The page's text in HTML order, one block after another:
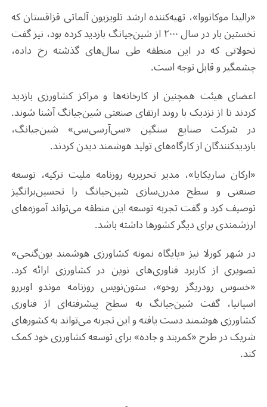
«رالیدا موکانووا»، تهیه‌کننده ارشد تلویزیون آلماتی قزاقستان که
نخستین بار در سال
۲۰۰۰ از شین‌جیانگ بازدید کرده بود، نیز گفت
تحولاتی که در این منطقه طی سال‌های گذشته رخ داده،
چشمگیر و قابل توجه است.
اعضای هیئت همچنین از کارخانه‌ها و مراکز کشاورزی بازدید
کردند تا از نزدیک با روند ارتقای صنعتی شین‌جیانگ آشنا شوند.
در شرکت صنایع سنگین «سی‌آرسی‌سی» شین‌جیانگ،
بازدیدکنندگان از کارگاه‌های تولید هوشمند دیدن کردند.
«ارکان ساریکایا»، مدیر تحریریه روزنامه ملیت ترکیه، توسعه
صنعتی و سطح مدرن‌سازی شین‌جیانگ را تحسین‌برانگیز
توصیف کرد و گفت تجربه توسعه این منطقه می‌تواند آموزه‌های
ارزشمندی برای دیگر کشورها داشته باشد.
در شهر کورلا نیز «پایگاه نمونه کشاورزی هوشمند یون‌گنجی»
تصویری از کاربرد فناوری‌های نوین در کشاورزی ارائه کرد.
«خسوس رودریگز روخو»، ستون‌نویس روزنامه موندو اوبررو
اسپانیا، گفت شین‌جیانگ به سطح پیشرفته‌ای از فناوری
کشاورزی هوشمند دست یافته و این تجربه می‌تواند به کشورهای
شریک در طرح «کمربند و جاده» برای توسعه کشاورزی خود کمک
کند.